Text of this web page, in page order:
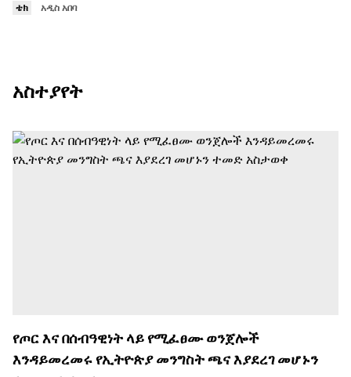
ቴክ አዲስ አበባ
አስተያየት
የጦር እና በሰብዓዊነት ላይ የሚፈፀሙ ወንጀሎች
እንዳይመረመሩ የኢትዮጵያ መንግስት ጫና እያደረገ መሆኑን